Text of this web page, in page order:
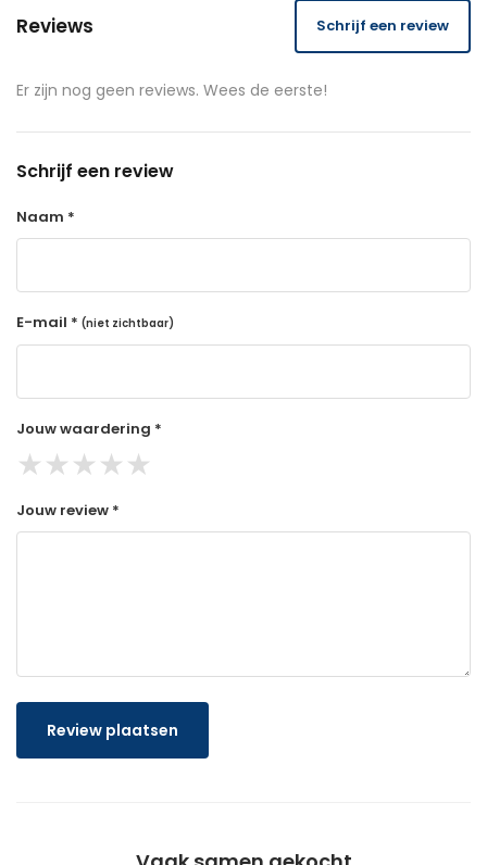
Reviews Schrijf een review
Er zijn nog geen reviews. Wees de eerste!
Schrijf een review
Naam *
E-mail * (niet zichtbaar)
Jouw waardering *
★★★★★
Jouw review *
Review plaatsen